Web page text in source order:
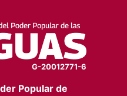
G-20012771-6
Popular de